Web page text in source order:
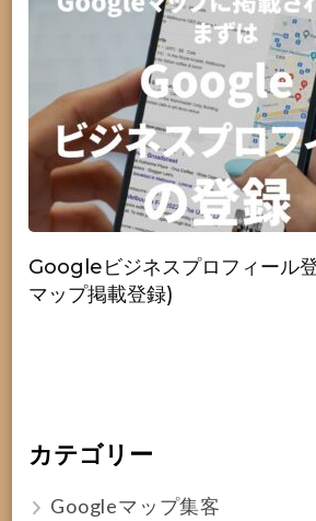
Googleビジネスプロフィール
マップ掲載登録)
カテゴリー
Googleマップ集客